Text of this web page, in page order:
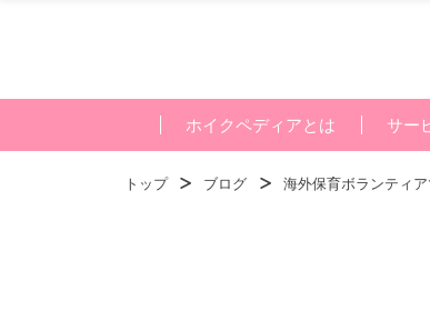
ホイクペディアとは サー
トップ ブログ 海外保育ボランティ